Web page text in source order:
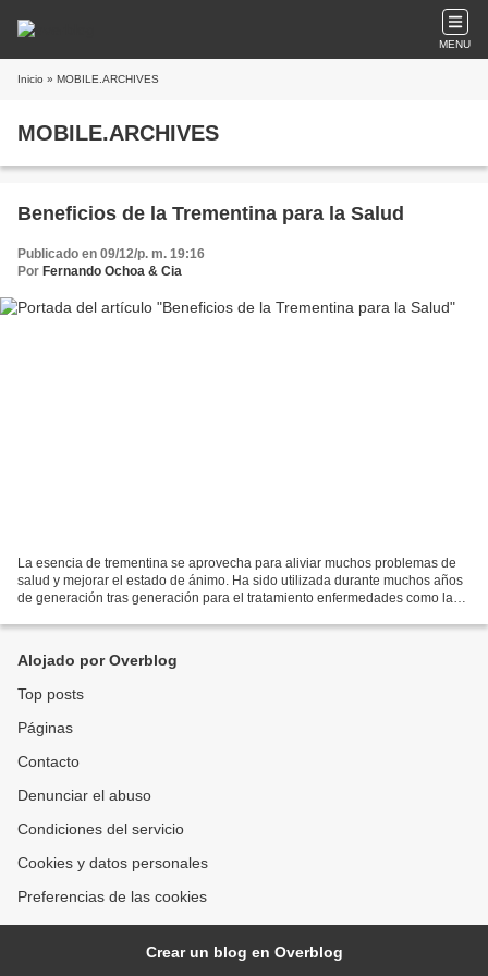
MENU
Inicio » MOBILE.ARCHIVES
MOBILE.ARCHIVES
Beneficios de la Trementina para la Salud
Publicado en 09/12/p. m. 19:16
Por Fernando Ochoa & Cia
La esencia de trementina se aprovecha para aliviar muchos problemas de
salud y mejorar el estado de ánimo. Ha sido utilizada durante muchos años
de generación tras generación para el tratamiento enfermedades como la
Alojado por Overblog
Top posts
Páginas
Contacto
Denunciar el abuso
Condiciones del servicio
Cookies y datos personales
Preferencias de las cookies
Crear un blog en Overblog